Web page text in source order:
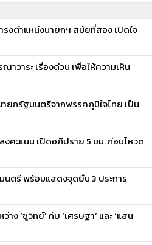
รงตำแหน่งนายกฯ สมัยที่สอง เปิดใจ
วาระ เรื่องด่วน เพื่อให้ความเห็น
ยกรัฐมนตรีจากพรรคภูมิใจไทย เป็น
งคะแนน เปิดอภิปราย 5 ชม. ก่อนโหวต
นตรี พร้อมแสดงจุดยืน 3 ประการ
‘ชูวิทย์’ กับ ‘เศรษฐา’ และ ‘แสน